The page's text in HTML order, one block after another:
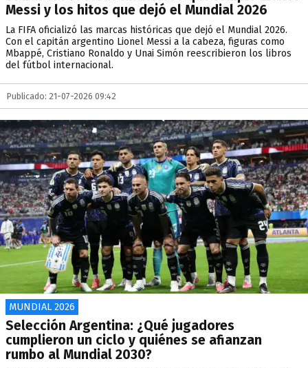
Messi y los hitos que dejó el Mundial 2026
La FIFA oficializó las marcas históricas que dejó el Mundial 2026.
Con el capitán argentino Lionel Messi a la cabeza, figuras como
Mbappé, Cristiano Ronaldo y Unai Simón reescribieron los libros
del fútbol internacional.
Publicado: 21-07-2026 09:42
MUNDIAL 2026
Selección Argentina: ¿Qué jugadores
cumplieron un ciclo y quiénes se afianzan
rumbo al Mundial 2030?